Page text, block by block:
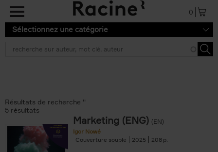
Aller au contenu principal
0
Sélectionnez une catégorie
Résultats de recherche ''
5 résultats
Marketing (ENG) (EN)
Igor Nowé
Couverture souple
2025 208